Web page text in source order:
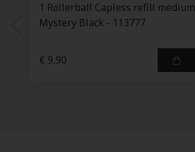
1 Rollerball Capless refill medium
Mystery Black - 113777
€ 9,90